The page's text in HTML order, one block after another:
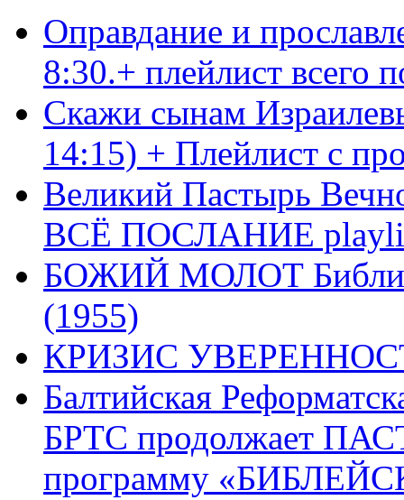
Оправдание и
8:30.+ плейлист
Скажи сынам
14:15) + Плейлист с
Великий Пастырь
ВСЁ ПОСЛАНИЕ
БОЖИЙ МОЛОТ Библия
(1955)
КРИЗИС
Балтийская
БРТС продолжает
программу